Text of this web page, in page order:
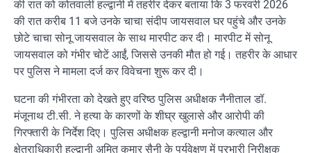
की रात को कोतवाली हल्द्वानी में तहरीर देकर बताया कि 3 फरवरी 2026
की रात करीब 11 बजे उनके चाचा संदीप जायसवाल घर पहुंचे और उनके
छोटे चाचा सोनू जायसवाल के साथ मारपीट कर दी। मारपीट में सोनू
जायसवाल को गंभीर चोटें आईं, जिससे उनकी मौत हो गई। तहरीर के आधार
पर पुलिस ने मामला दर्ज कर विवेचना शुरू कर दी।
घटना की गंभीरता को देखते हुए वरिष्ठ पुलिस अधीक्षक नैनीताल डॉ.
मंजूनाथ टी.सी. ने हत्या के कारणों के शीघ्र खुलासे और आरोपी की
गिरफ्तारी के निर्देश दिए। पुलिस अधीक्षक हल्द्वानी मनोज कत्याल और
क्षेत्राधिकारी हल्द्वानी अमित कुमार सैनी के पर्यवेक्षण में प्रभारी निरीक्षक